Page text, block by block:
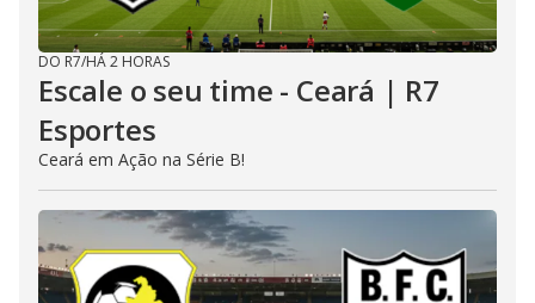
DO R7/HÁ 2 HORAS
Escale o seu time - Ceará | R7
Esportes
Ceará em Ação na Série B!